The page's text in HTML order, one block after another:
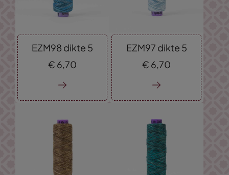
EZM98 dikte 5
€ 6,70
EZM97 dikte 5
€ 6,70